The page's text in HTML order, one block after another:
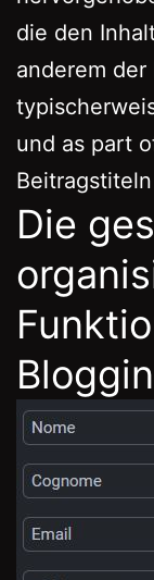
die den
anderem
und as part
Die